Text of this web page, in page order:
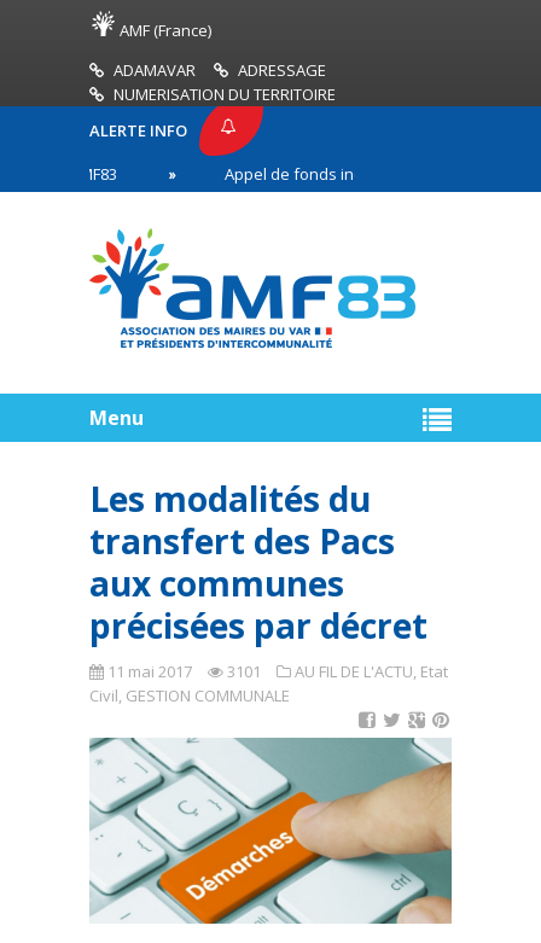
AMF (France)
ADAMAVAR
ADRESSAGE
NUMERISATION DU TERRITOIRE
ALERTE INFO
Appel de fonds incendies de forêt
première ligne
Menu
Les modalités du
transfert des Pacs
aux communes
précisées par décret
11 mai 2017 3101 AU FIL DE L'ACTU, Etat
Civil, GESTION COMMUNALE